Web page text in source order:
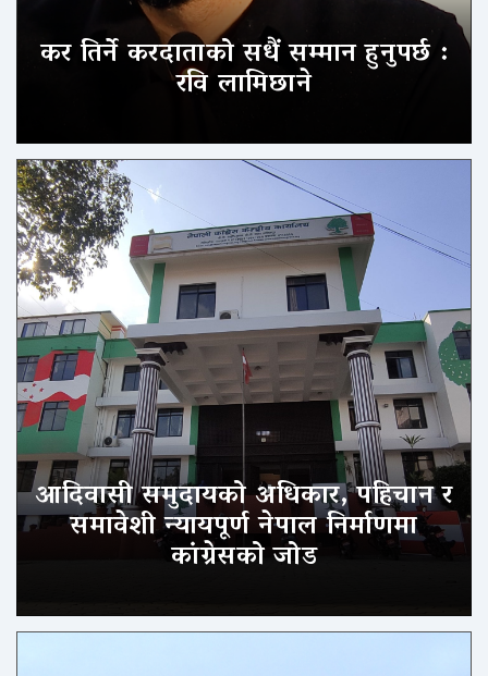
कर तिर्ने करदाताको सधैं सम्मान हुनुपर्छ :
रवि लामिछाने
आदिवासी समुदायको अधिकार, पहिचान र
समावेशी न्यायपूर्ण नेपाल निर्माणमा
कांग्रेसको जोड